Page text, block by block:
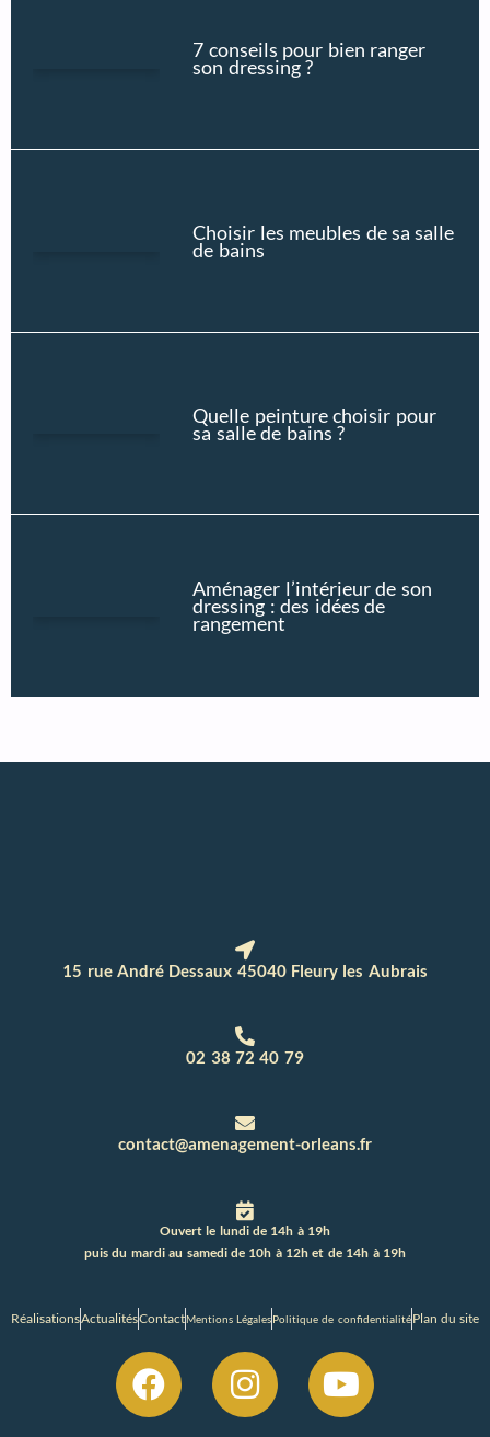
7 conseils pour bien ranger
son dressing ?
Choisir les meubles de sa salle
de bains
Quelle peinture choisir pour
sa salle de bains ?
Aménager l’intérieur de son
dressing : des idées de
rangement
15 rue André Dessaux 45040 Fleury les Aubrais
02 38 72 40 79
contact@amenagement-orleans.fr
Ouvert le lundi de 14h à 19h
puis du mardi au samedi de 10h à 12h et de 14h à 19h
RéalisationsActualitésContactMentions LégalesPolitique de confidentialitéPlan du site